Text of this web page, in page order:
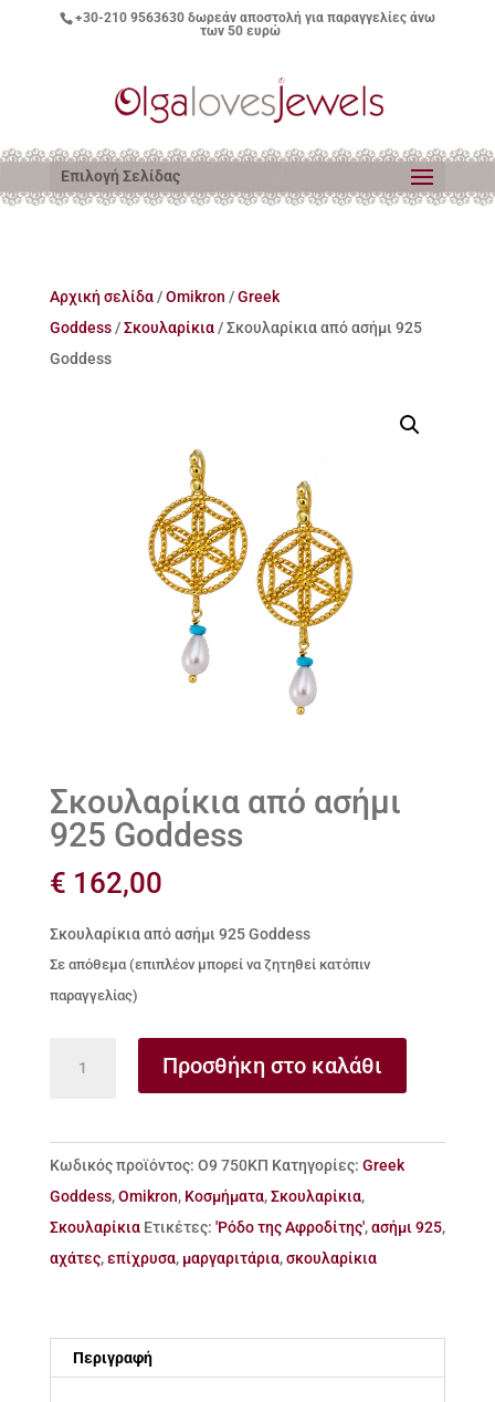
+30-210 9563630δωρεάν αποστολή για παραγγελίες άνω
των 50 ευρώ
Επιλογή Σελίδας
Αρχική σελίδα/Omikron /Greek
Goddess/Σκουλαρίκια/ Σκουλαρίκια από ασήμι 925
Goddess
Σκουλαρίκια από ασήμι
925 Goddess
€ 162,00
Σκουλαρίκια από ασήμι 925 Goddess
Σε απόθεμα (επιπλέον μπορεί να ζητηθεί κατόπιν
παραγγελίας)
925
Goddess
ποσότητα
Προσθήκη στο καλάθι
Κωδικός προϊόντος: Ο9 750ΚΠ Κατηγορίες: Greek
Goddess,Omikron, Κοσμήματα,Σκουλαρίκια,
Σκουλαρίκια Ετικέτες: 'Ρόδο της Αφροδίτης',ασήμι 925,
αχάτες,επίχρυσα, μαργαριτάρια,σκουλαρίκια
Περιγραφή